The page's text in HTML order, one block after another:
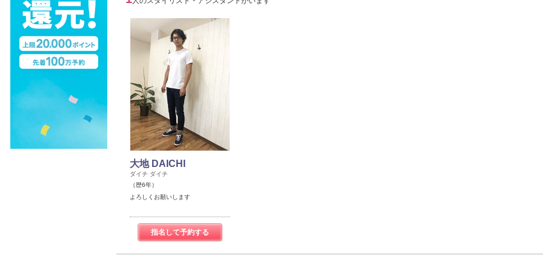
大地 DAICHI
ダイチ ダイチ
（歴6年）
よろしくお願いします
指名して予約する